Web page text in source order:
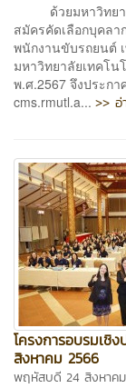
ด้วยมหาวิทยาลั
สมัครคัดเลือกบุคลา
พนักงานขับรถยนต์
มหาวิทยาลัยเทคโ
พ.ศ.2567 จึงประก
cms.rmutl.a... >>
โครงการอบรมเชิ
สิงหาคม 2566
พฤหัสบดี 24 สิงหาค